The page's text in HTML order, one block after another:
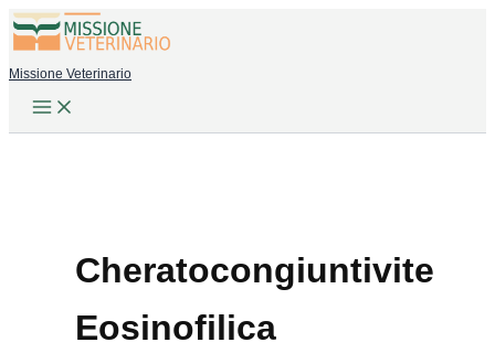
Vai
al
contenuto
Missione Veterinario
Cheratocongiuntivite
Eosinofilica